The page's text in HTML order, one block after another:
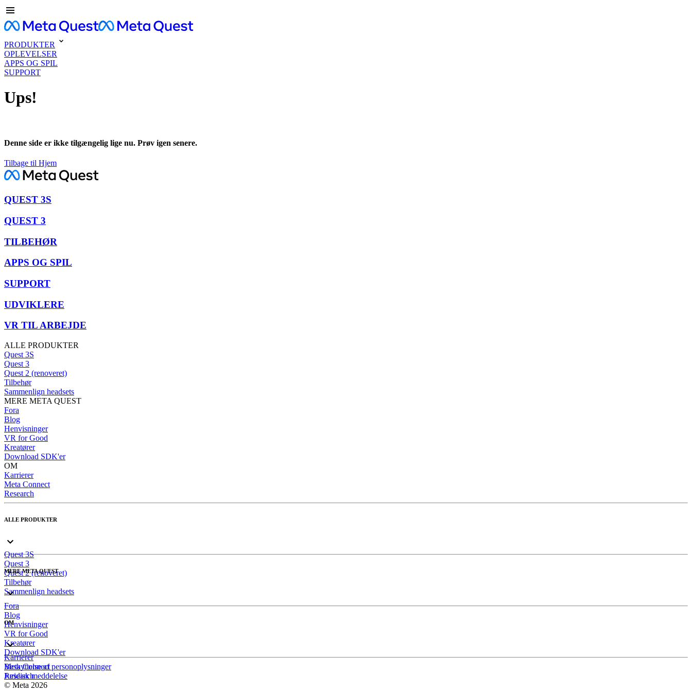
PRODUKTER
OPLEVELSER
APPS OG SPIL
SUPPORT
Ups!
Denne side er ikke tilgængelig lige nu. Prøv igen senere.
Tilbage til Hjem
QUEST 3S
QUEST 3
TILBEHØR
APPS OG SPIL
SUPPORT
UDVIKLERE
VR TIL ARBEJDE
ALLE PRODUKTER
Quest 3S
Quest 3
Quest 2 (renoveret)
Tilbehør
Sammenlign headsets
MERE META QUEST
Fora
Blog
Henvisninger
VR for Good
Kreatører
Download SDK'er
OM
Karrierer
Meta Connect
Research
ALLE PRODUKTER
Quest 3S
Quest 3
Quest 2 (renoveret)
Tilbehør
Sammenlign headsets
MERE META QUEST
Fora
Blog
Henvisninger
VR for Good
Kreatører
Download SDK'er
OM
Karrierer
Meta Connect
Research
Beskyttelse af personoplysninger
Juridisk meddelelse
© Meta 2026